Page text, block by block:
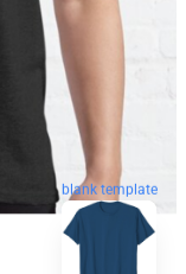
blank template